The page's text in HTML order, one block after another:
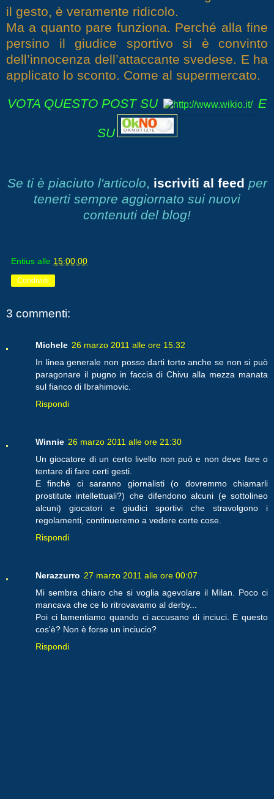
il gesto, è veramente ridicolo.
Ma a quanto pare funziona. Perché alla fine
persino il giudice sportivo si è convinto
dell’innocenza dell’attaccante svedese. E ha
applicato lo sconto. Come al supermercato.
VOTA QUESTO POST SU
E
SU
Se ti è piaciuto l'articolo, iscriviti al feed per
tenerti sempre aggiornato sui nuovi
contenuti del blog!
Entius alle 15:00:00
Condividi
3 commenti:
Michele 26 marzo 2011 alle ore 15:32
In linea generale non posso darti torto anche se non si può
paragonare il pugno in faccia di Chivu alla mezza manata
sul fianco di Ibrahimovic.
Rispondi
Winnie 26 marzo 2011 alle ore 21:30
Un giocatore di un certo livello non può e non deve fare o
tentare di fare certi gesti.
E finchè ci saranno giornalisti (o dovremmo chiamarli
prostitute intellettuali?) che difendono alcuni (e sottolineo
alcuni) giocatori e giudici sportivi che stravolgono i
regolamenti, continueremo a vedere certe cose.
Rispondi
Nerazzurro 27 marzo 2011 alle ore 00:07
Mi sembra chiaro che si voglia agevolare il Milan. Poco ci
mancava che ce lo ritrovavamo al derby...
Poi ci lamentiamo quando ci accusano di inciuci. E questo
cos'è? Non è forse un inciucio?
Rispondi